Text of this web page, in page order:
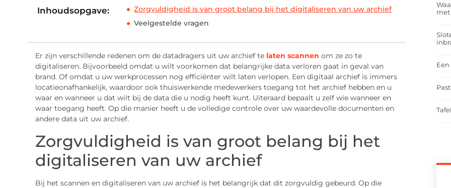
Inhoudsopgave:
Zorgvuldigheid is van groot belang bij het digitaliseren van uw archief
Veelgestelde vragen
Er zijn verschillende redenen om de datadragers uit uw archief te laten scannen om ze zo te
digitaliseren. Bijvoorbeeld omdat u wilt voorkomen dat belangrijke data verloren gaat in geval van
brand. Of omdat u uw werkprocessen nog efficiënter wilt laten verlopen. Een digitaal archief is immers
locatieonafhankelijk, waardoor ook thuiswerkende medewerkers toegang tot het archief hebben en u
waar en wanneer u dat wilt bij de data die u nodig heeft kunt. Uiteraard bepaalt u zelf wie wanneer en
waar toegang heeft. Op die manier heeft u de volledige controle over uw waardevolle documenten en
andere data uit uw archief.
Zorgvuldigheid is van groot belang bij het
digitaliseren van uw archief
Bij het scannen en digitaliseren van uw archief is het belangrijk dat dit zorgvuldig gebeurd. Op die
met